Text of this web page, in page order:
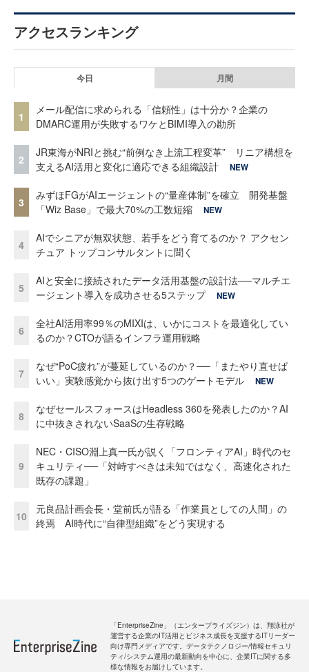
アクセスランキング
今日 月間
1
メール配信に求められる「信頼性」は十分か？企業の
DMARC運用が失敗するワケとBIMI導入の勘所
2
JR東海がNRIと挑む“前例なき上流工程変革” リニア構想を
支えるAI活用と変化に適応できる組織設計
NEW
3
みずほFGがAIエージェントの“量産体制”を確立 開発基盤
「Wiz Base」で最大70%の工数短縮
NEW
4
AIでシニアが無双状態、若手をどう育てるのか？ アクセン
チュア トップコンサルタントに聞く
5
AIと安全に接続されたデータ活用基盤の設計法──マルチエ
ージェント導入を成功させる5ステップ
NEW
6
全社AI活用率99％のMIXIは、いかにコストを最適化してい
るのか？CTOが語るインフラ運用戦略
7
なぜ“PoC疲れ”が蔓延しているのか？──「またやり直せば
いい」実験感覚から抜け出す5つのゲートモデル
NEW
8
なぜセールスフォースはHeadless 360を発表したのか？AI
に中抜きされないSaaSの生存戦略
9
NEC・CISO淵上真一氏が説く「フロンティアAI」時代のセ
キュリティ──「対峙すべきは未知ではなく、高速化された
既存の課題」
10
元良品計画会長・堂前氏が語る「作業員としての人間」の
終焉 AI時代に“自律型組織”をどう実現する
「EnterpriseZine」（エンタープライズジン）は、翔泳社が
運営する企業のIT活用とビジネス成長を支援するITリーダー
向け専門メディアです。データテクノロジー/情報セキュリ
ティ/システム運用の最新動向を中心に、企業ITに関する多
様な情報をお届けしています。